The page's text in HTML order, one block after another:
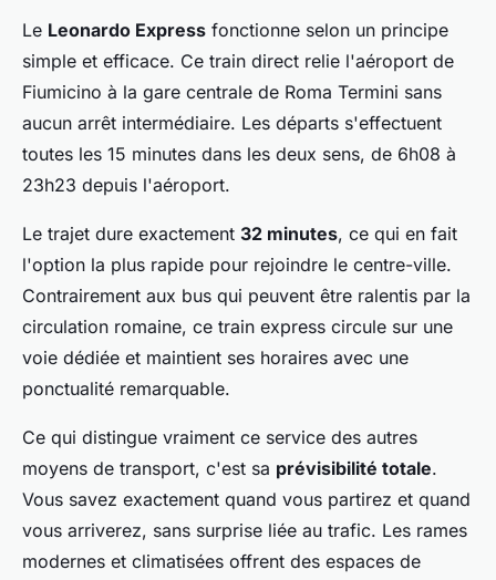
Le Leonardo Express fonctionne selon un principe
simple et efficace. Ce train direct relie l'aéroport de
Fiumicino à la gare centrale de Roma Termini sans
aucun arrêt intermédiaire. Les départs s'effectuent
toutes les 15 minutes dans les deux sens, de 6h08 à
23h23 depuis l'aéroport.
Le trajet dure exactement 32 minutes, ce qui en fait
l'option la plus rapide pour rejoindre le centre-ville.
Contrairement aux bus qui peuvent être ralentis par la
circulation romaine, ce train express circule sur une
voie dédiée et maintient ses horaires avec une
ponctualité remarquable.
Ce qui distingue vraiment ce service des autres
moyens de transport, c'est sa prévisibilité totale.
Vous savez exactement quand vous partirez et quand
vous arriverez, sans surprise liée au trafic. Les rames
modernes et climatisées offrent des espaces de